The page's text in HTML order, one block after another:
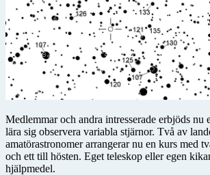
Medlemmar och andra intresserade erbjöds nu
lära sig observera variabla stjärnor. Två av
amatörastronomer arrangerar nu en kurs med
och ett till hösten. Eget teleskop eller egen
hjälpmedel.